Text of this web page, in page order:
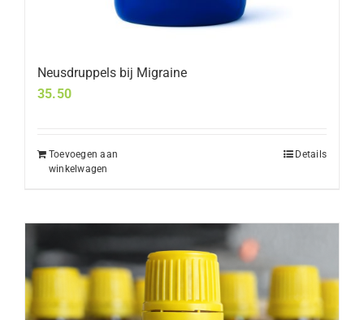
Neusdruppels bij Migraine
35.50
Toevoegen aan
winkelwagen
Details